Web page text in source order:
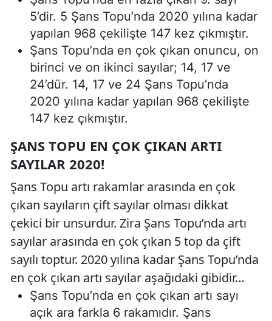
5’dir. 5 Şans Topu’nda 2020 yılına kadar
yapılan 968 çekilişte 147 kez çıkmıştır.
Şans Topu’nda en çok çıkan onuncu, on
birinci ve on ikinci sayılar; 14, 17 ve
24’dür. 14, 17 ve 24 Şans Topu’nda
2020 yılına kadar yapılan 968 çekilişte
147 kez çıkmıştır.
ŞANS TOPU EN ÇOK ÇIKAN ARTI
SAYILAR 2020!
Şans Topu artı rakamlar arasında en çok
çıkan sayıların çift sayılar olması dikkat
çekici bir unsurdur. Zira Şans Topu’nda artı
sayılar arasında en çok çıkan 5 top da çift
sayılı toptur. 2020 yılına kadar Şans Topu’nda
en çok çıkan artı sayılar aşağıdaki gibidir…
Şans Topu’nda en çok çıkan artı sayı
açık ara farkla 6 rakamıdır. Şans